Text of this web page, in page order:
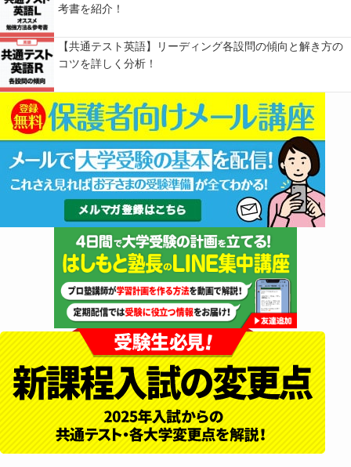
考書を紹介！
【共通テスト英語】リーディング各設問の傾向と解き方の
コツを詳しく分析！